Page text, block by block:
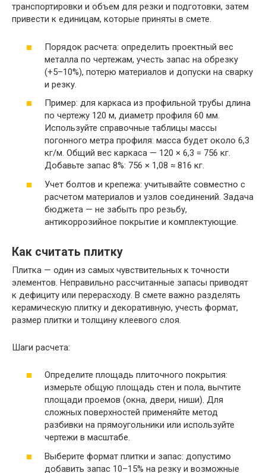
транспортировки и объем для резки и подготовки, затем
привести к единицам, которые приняты в смете.
Порядок расчета: определить проектный вес
металла по чертежам, учесть запас на обрезку
(+5–10%), потерю материалов и допуски на сварку
и резку.
Пример: для каркаса из профильной трубы длина
по чертежу 120 м, диаметр профиля 60 мм.
Используйте справочные таблицы массы
погонного метра профиля: масса будет около 6,3
кг/м. Общий вес каркаса — 120 × 6,3 = 756 кг.
Добавьте запас 8%: 756 × 1,08 ≈ 816 кг.
Учет болтов и крепежа: учитывайте совместно с
расчетом материалов и узлов соединений. Задача
бюджета — не забыть про резьбу,
антикоррозийное покрытие и комплектующие.
Как считать плитку
Плитка — один из самых чувствительных к точности
элементов. Неправильно рассчитанные запасы приводят
к дефициту или перерасходу. В смете важно разделять
керамическую плитку и декоративную, учесть формат,
размер плитки и толщину клеевого слоя.
Шаги расчета:
Определите площадь плиточного покрытия:
измерьте общую площадь стен и пола, вычтите
площади проемов (окна, двери, ниши). Для
сложных поверхностей применяйте метод
разбивки на прямоугольники или используйте
чертежи в масштабе.
Выберите формат плитки и запас: допустимо
добавить запас 10–15% на резку и возможные